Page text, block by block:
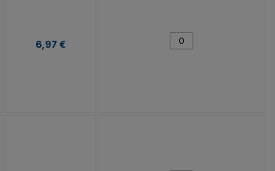
6,97 €